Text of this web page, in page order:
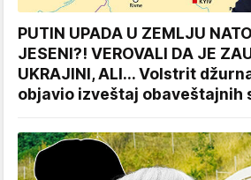
PUTIN UPADA U ZEMLJU
JESENI?! VEROVALI DA JE
UKRAJINI, ALI... Volstrit
objavio izveštaj obaveštajnih